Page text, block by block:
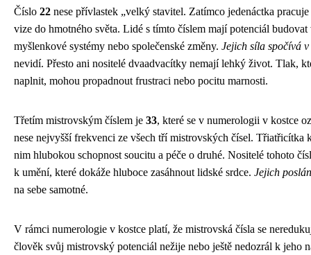
Číslo 22 nese přívlastek „velký stavitel. Zatímco jedenáctka
vize do hmotného světa. Lidé s tímto číslem mají potenciál
myšlenkové systémy nebo společenské změny. Jejich síla spočívá
nevidí. Přesto ani nositelé dvaadvacítky nemají lehký život. Tlak,
naplnit, mohou propadnout frustraci nebo pocitu marnosti.
Třetím mistrovským číslem je 33, které se v numerologii v kostce
nese nejvyšší frekvenci ze všech tří mistrovských čísel.
nim hlubokou schopnost soucitu a péče o druhé. Nositelé tohoto
k umění, které dokáže hluboce zasáhnout lidské srdce. Jejich
na sebe samotné.
V rámci numerologie v kostce platí, že mistrovská čísla se
člověk svůj mistrovský potenciál nežije nebo ještě nedozrál k